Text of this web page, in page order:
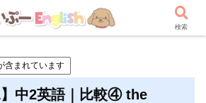
含まれています
】中2英語｜比較④ the
検索